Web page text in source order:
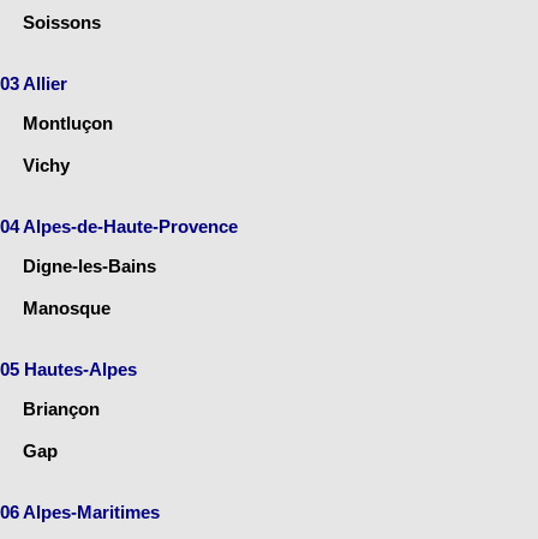
Soissons
03 Allier
Montluçon
Vichy
04 Alpes-de-Haute-Provence
Digne-les-Bains
Manosque
05 Hautes-Alpes
Briançon
Gap
06 Alpes-Maritimes